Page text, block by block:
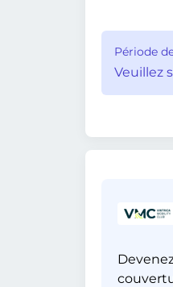
Période
Veuillez